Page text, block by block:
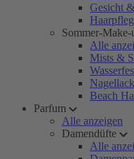
Gesicht
Sommer-
Alle
Mists &
Nagellack
Beach
Parfum
Alle anzeigen
Damendüfte
Alle